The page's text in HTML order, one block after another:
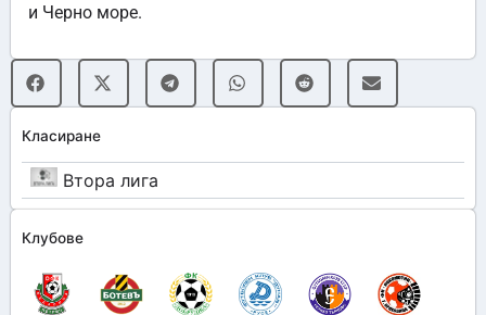
Класиране
Втора лига
Клубове
и Черно море.